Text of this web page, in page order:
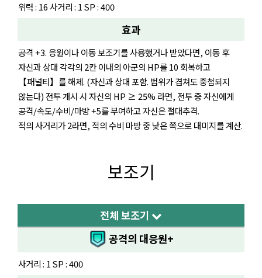
위력 : 16 사거리 : 1 SP : 400
효과
공격 +3. 응원이나 이동 보조기를 사용했거나 받았다면, 이동 후
자신과 상대 각각의 2칸 이내의 아군의 HP를 10 회복하고
【패널티】를 해제. (자신과 상대 포함. 범위가 겹쳐도 중첩되지
않는다) 전투 개시 시 자신의 HP ≥ 25% 라면, 전투 중 자신에게
공격/속도/수비/마방 +5를 부여하고 자신은 절대추격.
적의 사거리가 2라면, 적의 수비 마방 중 낮은 쪽으로 대미지를 계산.
보조기
전체 보조기
공격의 대응원+
사거리 : 1 SP : 400